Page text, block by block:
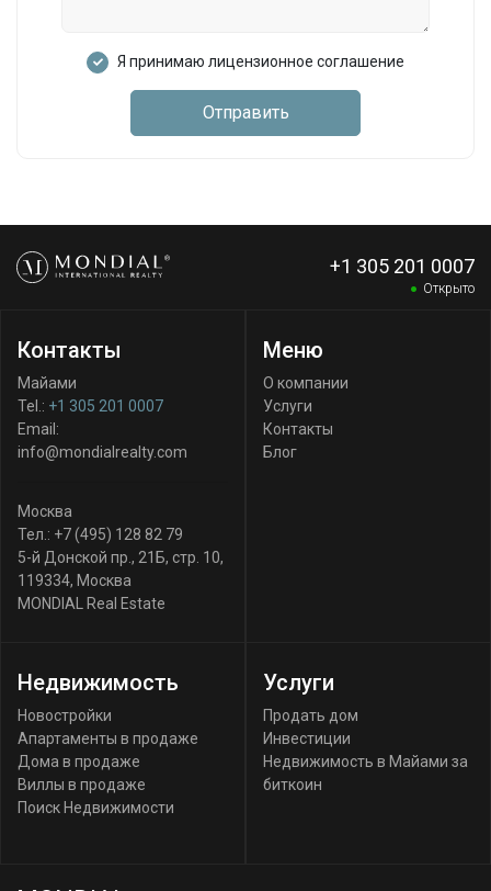
Я принимаю лицензионное соглашение
Отправить
+1 305 201 0007
Открыто
Контакты
Майами
Tel.: +1 305 201 0007
Email:
info@mondialrealty.com
Москва
Тел.: +7 (495) 128 82 79
5-й Донской пр., 21Б, стр. 10,
119334, Москва
MONDIAL Real Estate
Меню
О компании
Услуги
Контакты
Блог
Недвижимость
Новостройки
Апартаменты в продаже
Дома в продаже
Виллы в продаже
Поиск Недвижимости
Услуги
Продать дом
Инвестиции
Недвижимость в Майами за
биткоин